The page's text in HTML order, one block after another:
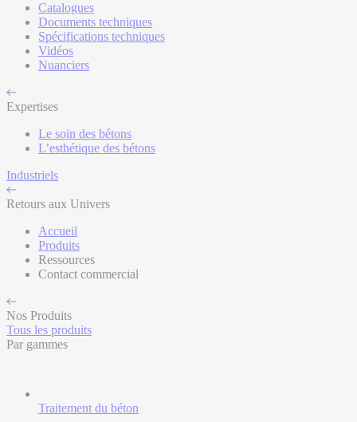
Catalogues
Documents techniques
Spécifications techniques
Vidéos
Nuanciers
Expertises
Le soin des bétons
L’esthétique des bétons
Industriels
Retours aux Univers
Accueil
Produits
Ressources
Contact commercial
Nos Produits
Tous les produits
Par gammes
Traitement du béton